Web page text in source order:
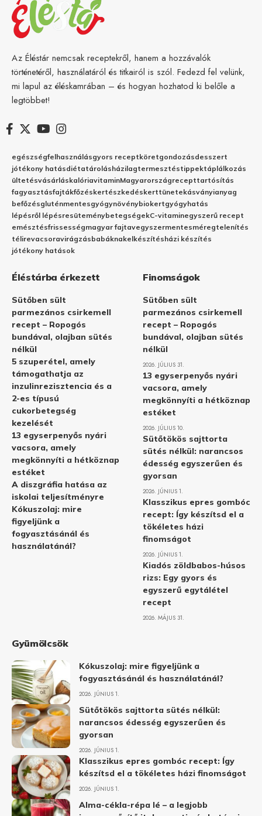
Az Éléstár nemcsak receptekről, hanem a hozzávalók
történetéről, használatáról és titkairól is szól. Fedezd fel velünk,
mi lapul az éléskamrában – és hogyan hozhatod ki belőle a
legtöbbet!
egészségfelhasználásgyors receptköretgondozásdesszert
jótékony hatásdiétatárolásházilagtermesztéstippektáplálkozás
ültetésvásárláskalóriavitaminMagyarországrecepttartósítás
fagyasztásfajtákfőzéskertészkedéskerttünetekásványianyag
befőzésgluténmentesgyógynövénybiokertgyógyhatás
lépésről lépésresüteménybetegségekC-vitaminegyszerű recept
emésztésfrissességmagyar fajtavegyszermentesméregtelenítés
télirevacsoravirágzásbabáknakelkészítésházi készítés
jótékony hatások
Éléstárba érkezett
Sütőben sült
parmezános csirkemell
recept – Ropogós
bundával, olajban sütés
nélkül
5 szuperétel, amely
támogathatja az
inzulinrezisztencia és a
2-es típusú
cukorbetegség
kezelését
13 egyserpenyős nyári
vacsora, amely
megkönnyíti a hétköznap
estéket
A diszgráfia hatása az
iskolai teljesítményre
Kókuszolaj: mire
figyeljünk a
fogyasztásánál és
használatánál?
Finomságok
Sütőben sült
parmezános csirkemell
recept – Ropogós
bundával, olajban sütés
nélkül
2026. JÚLIUS 31.
13 egyserpenyős nyári
vacsora, amely
megkönnyíti a hétköznap
estéket
2026. JÚLIUS 10.
Sütőtökös sajttorta
sütés nélkül: narancsos
édesség egyszerűen és
gyorsan
2026. JÚNIUS 1.
Klasszikus epres gombóc
recept: Így készítsd el a
tökéletes házi
finomságot
2026. JÚNIUS 1.
Kiadós zöldbabos-húsos
rizs: Egy gyors és
egyszerű egytálétel
recept
2026. MÁJUS 31.
Gyümölcsök
Kókuszolaj: mire figyeljünk a
fogyasztásánál és használatánál?
2026. JÚNIUS 1.
Sütőtökös sajttorta sütés nélkül:
narancsos édesség egyszerűen és
gyorsan
2026. JÚNIUS 1.
Klasszikus epres gombóc recept: Így
készítsd el a tökéletes házi finomságot
2026. JÚNIUS 1.
Alma-cékla-répa lé – a legjobb